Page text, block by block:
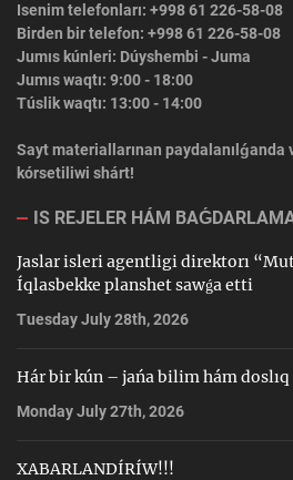
Isenim telefonları: +998 61 226-58-08
Birden bir telefon: +998 61 226-58-08
Jumıs kúnleri: Dúyshembi - Juma
Jumıs waqtı: 9:00 - 18:00
Túslik waqtı: 13:00 - 14:00
Sayt materiallarınan paydalanılǵanda
kórsetiliwi shárt!
IS REJELER HÁM
Jaslar isleri agentligi direktorı
Íqlasbekke planshet sawǵa etti
Tuesday July 28th, 2026
Hár bir kún – jańa bilim hám doslıq
Monday July 27th, 2026
XABARLANDÍRÍW!!!